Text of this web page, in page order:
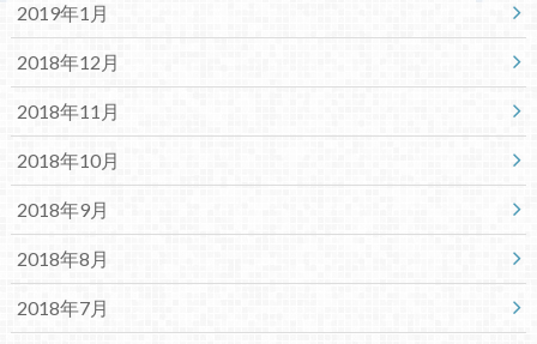
2019年1月
2018年12月
2018年11月
2018年10月
2018年9月
2018年8月
2018年7月